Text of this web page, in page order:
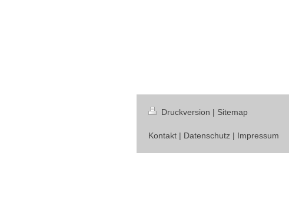
Druckversion | Sitemap
Kontakt | Datenschutz | Impressum